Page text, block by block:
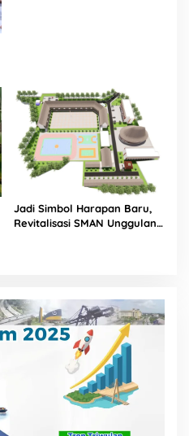
Jadi Simbol Harapan Baru,
Revitalisasi SMAN Unggulan